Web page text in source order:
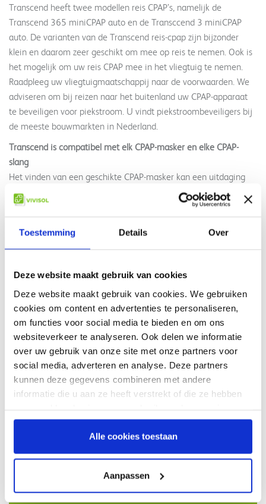
Toestemming Details Over
Deze website maakt gebruik van cookies
Deze website maakt gebruik van cookies. We gebruiken
cookies om content en advertenties te personaliseren,
om functies voor social media te bieden en om ons
websiteverkeer te analyseren. Ook delen we informatie
over uw gebruik van onze site met onze partners voor
social media, adverteren en analyse. Deze partners
kunnen deze gegevens combineren met andere
informatie die u aan ze heeft verstrekt of die ze hebben
Alle cookies toestaan
Aanpassen
Transcend heeft twee modellen reis CPAP’s, namelijk de
Transcend 365 miniCPAP auto en de Transccend 3 miniCPAP
auto. De varianten van de Transcend reis-cpap zijn bijzonder
klein en daarom zeer geschikt om mee op reis te nemen. Ook is
het mogelijk om uw reis CPAP mee in het vliegtuig te nemen.
Raadpleeg uw vliegtuigmaatschappij naar de voorwaarden. We
adviseren om bij reizen naar het buitenland uw CPAP-apparaat
te beveiligen voor piekstroom. U vindt piekstroombeveiligers bij
de meeste bouwmarkten in Nederland.
Transcend is compatibel met elk CPAP-masker en elke CPAP-
slang
Het vinden van een geschikte CPAP-masker kan een uitdaging
zijn. Sterker nog, ongemakken die veroorzaakt worden door het
masker kan een deal breaker zijn voor het voortzetten van uw
apparaat extra rekening gehouden met de verschillende
aansluitingen. Hierdoor hoeft u zich geen zorgen te maken over
Transcend kan namelijk worden gebruikt met elk CPAP-masker
en elke CPAP-slang met een standaard 22 mm aansluiting.
Het uitlezen van uw reis CPAP
De Transcend reis CPAP biedt de mogelijkheid om uw
slaapgegevens over te zetten, te analyseren en op te slaan. Dit
kan zowel voor persoonlijke als medische doeleinden worden
gebruikt.
Accessoires Transcend reis CPAP
Naast apparatuur vindt u op de webshop van VIVISOL
verschillende accessoires voor uw Transcend reis CPAP,